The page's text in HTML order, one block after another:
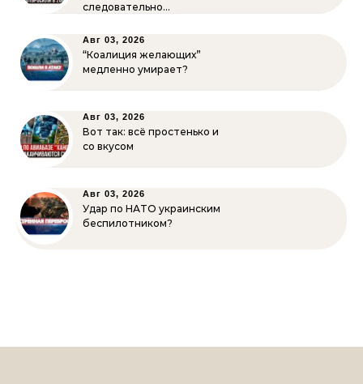
следовательно…
Авг 03, 2026
“Коалиция желающих”
медленно умирает?
Авг 03, 2026
Вот так: всё простенько и
со вкусом
Авг 03, 2026
Удар по НАТО украинским
беспилотником?